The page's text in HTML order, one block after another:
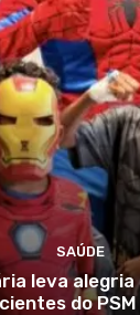
SAÚDE
leva alegria
do PSM